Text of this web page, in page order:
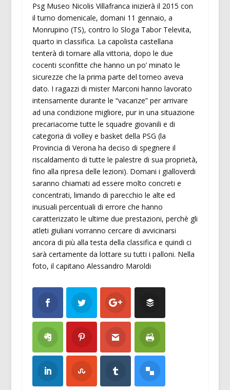
Psg Museo Nicolis Villafranca inizierà il 2015 con
il turno domenicale, domani 11 gennaio, a
Monrupino (TS), contro lo Sloga Tabor Televita,
quarto in classifica. La capolista castellana
tenterà di tornare alla vittoria, dopo le due
cocenti sconfitte che hanno un po’ minato le
sicurezze che la prima parte del torneo aveva
dato. I ragazzi di mister Marconi hanno lavorato
intensamente durante le “vacanze” per arrivare
ad una condizione migliore, pur in una situazione
precariacome tutte le squadre giovanili e di
categoria di volley e basket della PSG (la
Provincia di Verona ha deciso di spegnere il
riscaldamento di tutte le palestre di sua proprietà,
fino alla ripresa delle lezioni). Domani i gialloverdi
saranno chiamati ad essere molto concreti e
concentrati, limando di parecchio le alte ed
inusuali percentuali di errore che hanno
caratterizzato le ultime due prestazioni, perchè gli
atleti giuliani vorranno cercare di avvicinarsi
ancora di più alla testa della classifica e quindi ci
sarà certamente da lottare su tutti i palloni. Nella
foto, il capitano Alessandro Maroldi